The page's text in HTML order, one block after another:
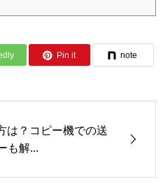
Pin it note
は？コピー機での送
も解...